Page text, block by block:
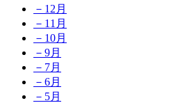
－12月
－11月
－10月
－9月
－7月
－6月
－5月